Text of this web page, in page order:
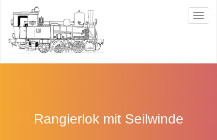
Rangierlok mit Seilwinde